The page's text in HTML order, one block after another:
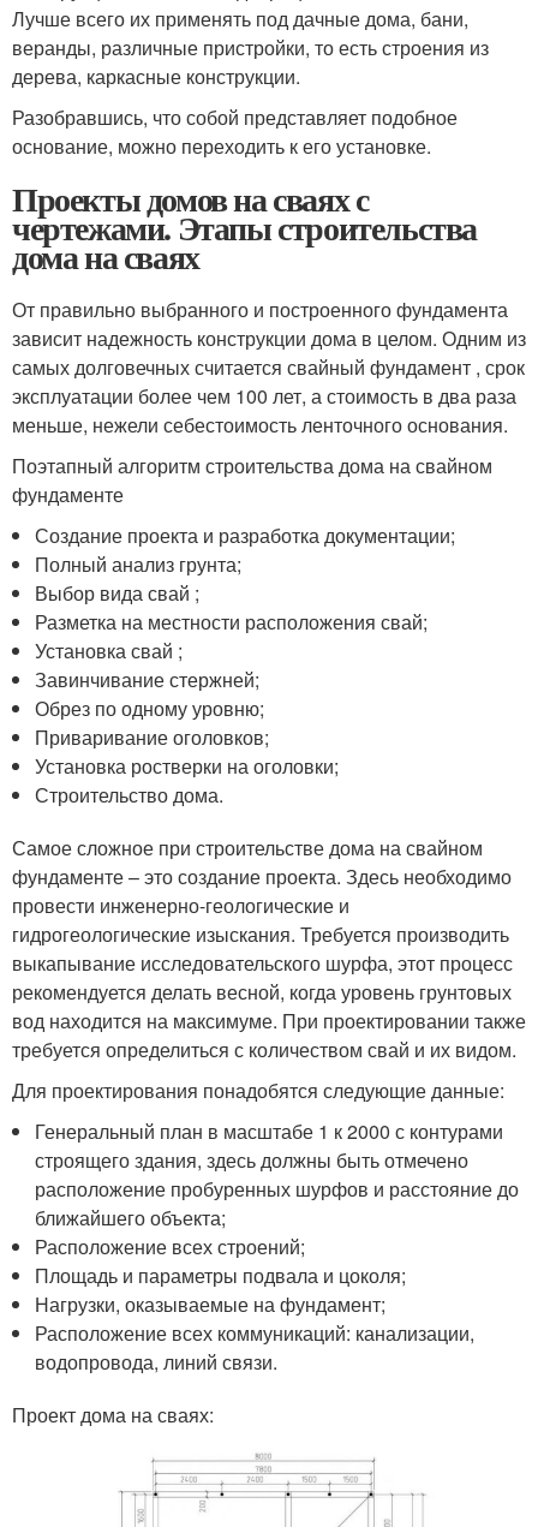
Лучше всего их применять под дачные дома, бани,
веранды, различные пристройки, то есть строения из
дерева, каркасные конструкции.
Разобравшись, что собой представляет подобное
основание, можно переходить к его установке.
Проекты домов на сваях с
чертежами. Этапы строительства
дома на сваях
От правильно выбранного и построенного фундамента
зависит надежность конструкции дома в целом. Одним из
самых долговечных считается свайный фундамент , срок
эксплуатации более чем 100 лет, а стоимость в два раза
меньше, нежели себестоимость ленточного основания.
Поэтапный алгоритм строительства дома на свайном
фундаменте
Создание проекта и разработка документации;
Полный анализ грунта;
Выбор вида свай ;
Разметка на местности расположения свай;
Установка свай ;
Завинчивание стержней;
Обрез по одному уровню;
Приваривание оголовков;
Установка ростверки на оголовки;
Строительство дома.
Самое сложное при строительстве дома на свайном
фундаменте – это создание проекта. Здесь необходимо
провести инженерно-геологические и
гидрогеологические изыскания. Требуется производить
выкапывание исследовательского шурфа, этот процесс
рекомендуется делать весной, когда уровень грунтовых
вод находится на максимуме. При проектировании также
требуется определиться с количеством свай и их видом.
Для проектирования понадобятся следующие данные:
Генеральный план в масштабе 1 к 2000 с контурами
строящего здания, здесь должны быть отмечено
расположение пробуренных шурфов и расстояние до
ближайшего объекта;
Расположение всех строений;
Площадь и параметры подвала и цоколя;
Нагрузки, оказываемые на фундамент;
Расположение всех коммуникаций: канализации,
водопровода, линий связи.
Проект дома на сваях: